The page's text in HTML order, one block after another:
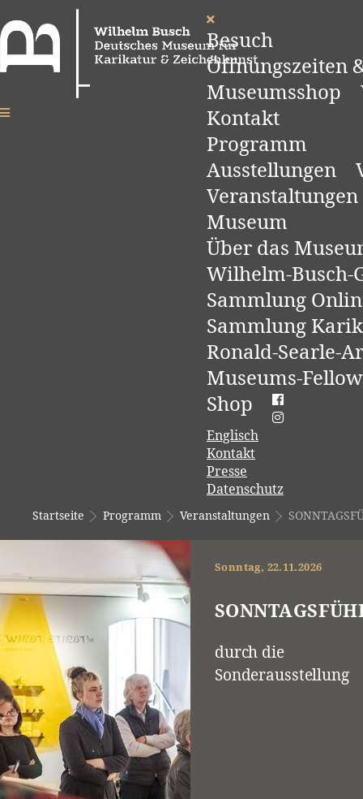
Besuch
Öffnungszeiten
Museumsshop
Kontakt
Programm
Ausstellungen
Veranstaltungen
Museum
Über das
Wilhelm-Busch-
Sammlung
Sammlung
Ronald-Searle-
Museums-
Shop
Englisch
Kontakt
Presse
Datenschutz
Startseite Programm Veranstaltungen
Sonntag, 22.11.2026
durch die
Sonderausstellung